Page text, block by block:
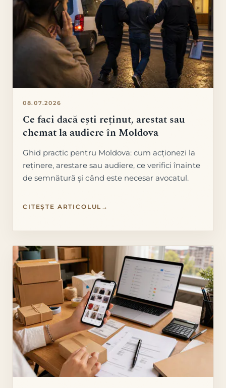
08.07.2026
Ce faci dacă ești reținut, arestat sau
chemat la audiere în Moldova
Ghid practic pentru Moldova: cum acționezi la
reținere, arestare sau audiere, ce verifici înainte
de semnătură și când este necesar avocatul.
CITEȘTE ARTICOLUL →